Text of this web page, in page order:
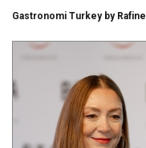
Gastronomi Turkey by Rafine